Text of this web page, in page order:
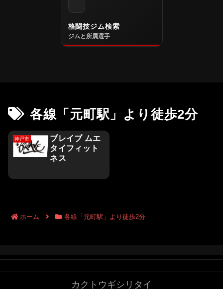
格闘技ジム検索
ジムと所属選手
各線「元町駅」より徒歩2分
神戸市
ブレイブ ムエ
タイフィット
ネス
ホーム 各線「元町駅」より徒歩2分
カクトウギシリタイ